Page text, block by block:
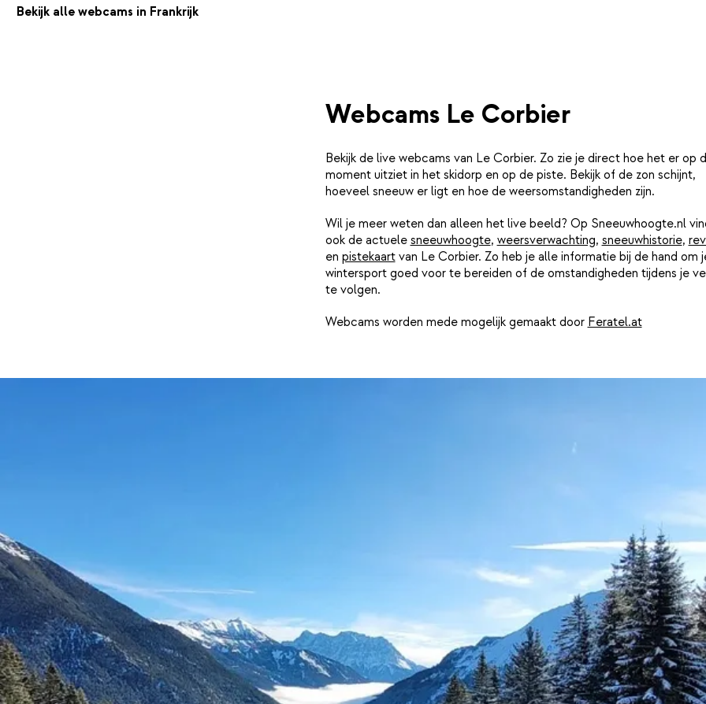
Bekijk alle webcams in Frankrijk
Webcams Le Corbier
Bekijk de live webcams van Le Corbier. Zo zie je direct hoe het er op
moment uitziet in het skidorp en op de piste. Bekijk of de zon schijnt,
hoeveel sneeuw er ligt en hoe de weersomstandigheden zijn.
Wil je meer weten dan alleen het live beeld? Op Sneeuwhoogte.nl
ook de actuele sneeuwhoogte, weersverwachting, sneeuwhistorie,
en pistekaartvan Le Corbier. Zo heb je alle informatie bij de hand om
wintersport goed voor te bereiden of de omstandigheden tijdens je
te volgen.
Webcams worden mede mogelijk gemaakt door Feratel.at